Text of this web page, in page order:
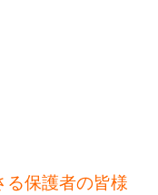
る保護者の皆様